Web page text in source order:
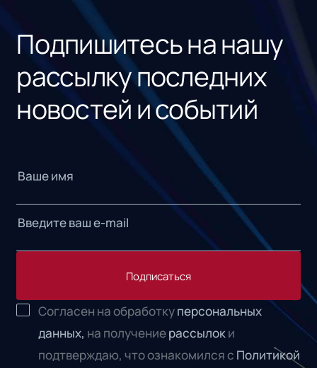
Подпишитесь на нашу
рассылку последних
новостей и событий
Подписаться
Согласен на обработкуперсональных
данных, на получениерассылоки
подтверждаю, что ознакомился с Политикой